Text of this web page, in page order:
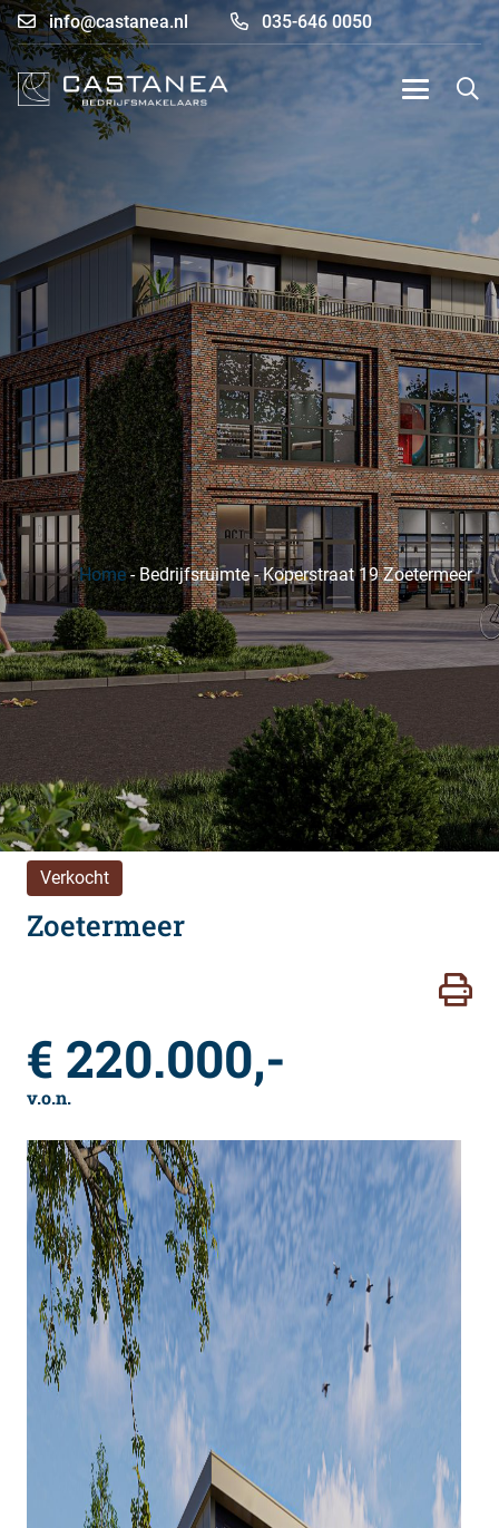
info@castanea.nl 035-646 0050
Home-Bedrijfsruimte-Koperstraat 19 Zoetermeer
Verkocht
Zoetermeer
€ 220.000,-
v.o.n.